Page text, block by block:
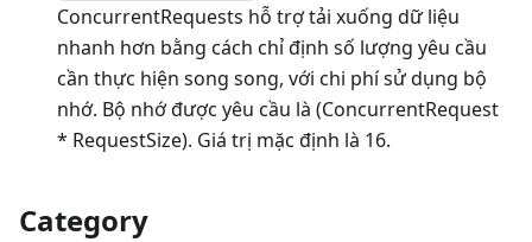
ConcurrentRequests hỗ trợ tải xuống dữ liệu
nhanh hơn bằng cách chỉ định số lượng yêu cầu
cần thực hiện song song, với chi phí sử dụng bộ
nhớ. Bộ nhớ được yêu cầu là (ConcurrentRequest
* RequestSize). Giá trị mặc định là 16.
Category